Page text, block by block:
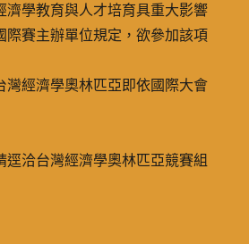
濟學教育與人才培育具重大影響
際賽主辦單位規定，欲參加該項
灣經濟學奧林匹亞即依國際大會
逕洽台灣經濟學奧林匹亞競賽組